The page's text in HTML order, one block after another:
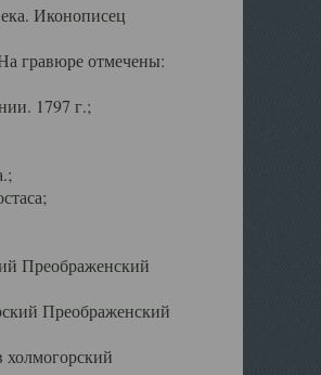
Иконописец
гравюре отмечены:
1797 г.;
Преображенский
Преображенский